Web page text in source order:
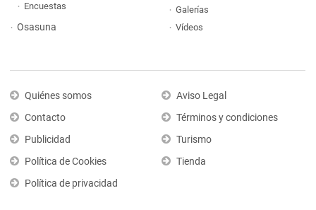
Encuestas
Osasuna
Galerías
Vídeos
Quiénes somos
Contacto
Publicidad
Política de Cookies
Política de privacidad
Aviso Legal
Términos y condiciones
Turismo
Tienda